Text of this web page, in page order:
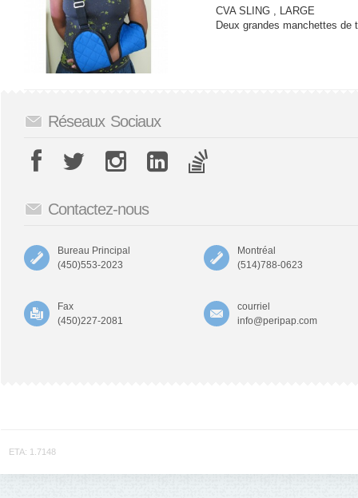
CVA SLING , LARGE
Deux grandes manchettes
Réseaux Sociaux
Contactez-nous
Bureau Principal
(450)553-2023
Montréal
(514)788-0623
Fax
(450)227-2081
courriel
info@peripap.com
ETA: 1.7148